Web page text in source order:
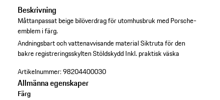
Beskrivning
Måttanpassat beige bilöverdrag för utomhusbruk med Porsche-
emblem i färg.
Andningsbart och vattenavvisande materialSiktruta för den
bakre registreringsskyltenStöldskydd Inkl. praktisk väska
Artikelnummer:98204400030
Allmänna egenskaper
Färg